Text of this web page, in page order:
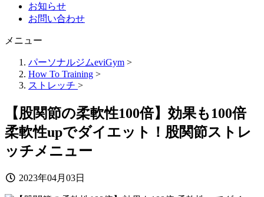
お知らせ
お問い合わせ
メニュー
パーソナルジムeviGym >
How To Training >
ストレッチ >
【股関節の柔軟性100倍】効果も100倍
柔軟性upでダイエット！股関節ストレ
ッチメニュー
2023年04月03日